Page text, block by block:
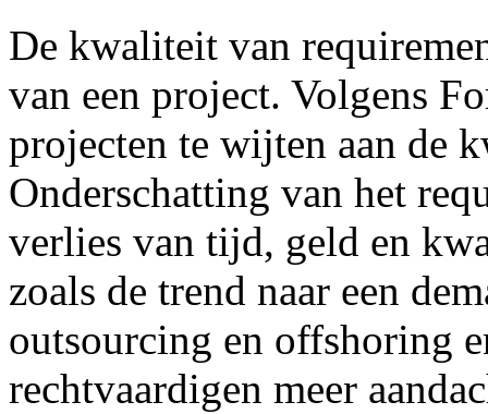
De kwaliteit van
van een project. Volgens
projecten te wijten aan de
Onderschatting van het
verlies van tijd, geld en
zoals de trend naar een
outsourcing en offshoring
rechtvaardigen meer